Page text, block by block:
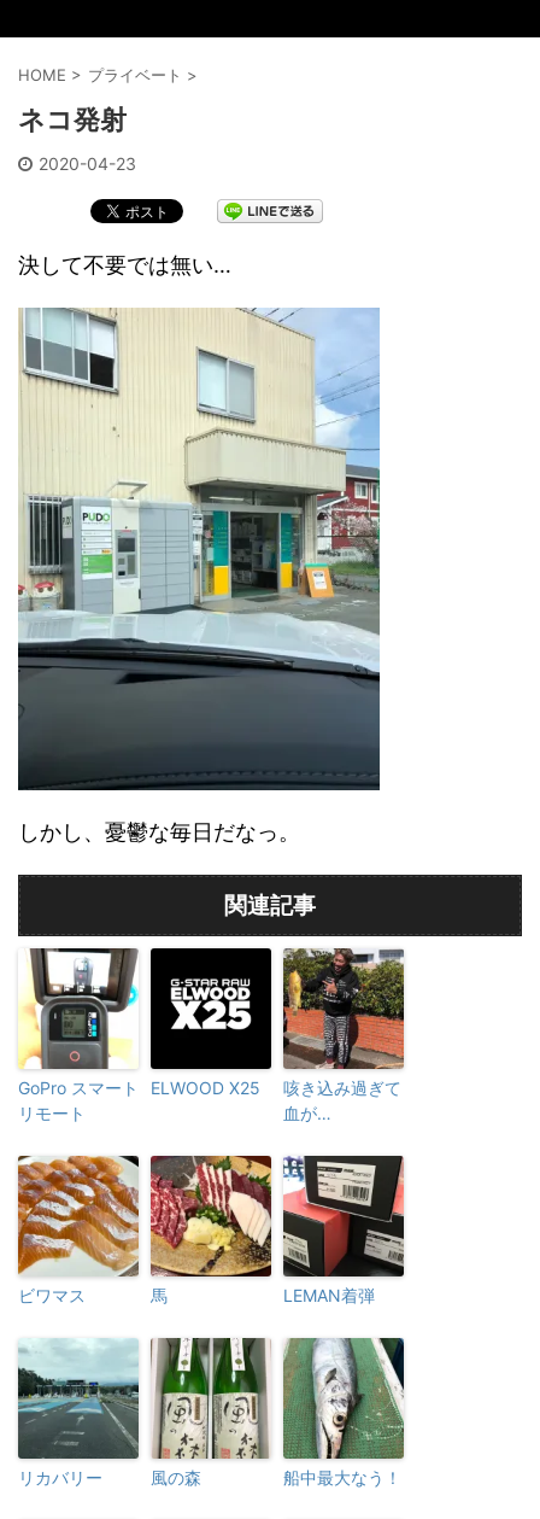
HOME > プライベート >
ネコ発射
2020-04-23
決して不要では無い…
しかし、憂鬱な毎日だなっ。
関連記事
GoPro スマート
リモート
ELWOOD X25
咳き込み過ぎて
血が…
ビワマス 馬 LEMAN着弾
リカバリー 風の森 船中最大なう！